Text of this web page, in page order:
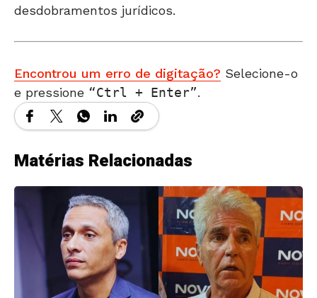
desdobramentos jurídicos.
Encontrou um erro de digitação? Selecione-o
e pressione
Ctrl + Enter .
Matérias Relacionadas